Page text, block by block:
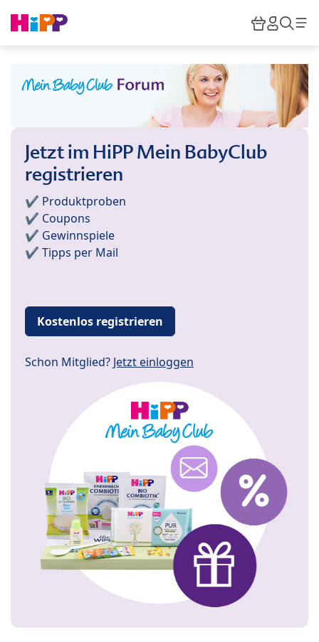
HiPP
Jetzt im HiPP Mein BabyClub
registrieren
✔️ Produktproben
✔️ Coupons
✔️ Gewinnspiele
✔️ Tipps per Mail
Kostenlos registrieren
Schon Mitglied? Jetzt einloggen